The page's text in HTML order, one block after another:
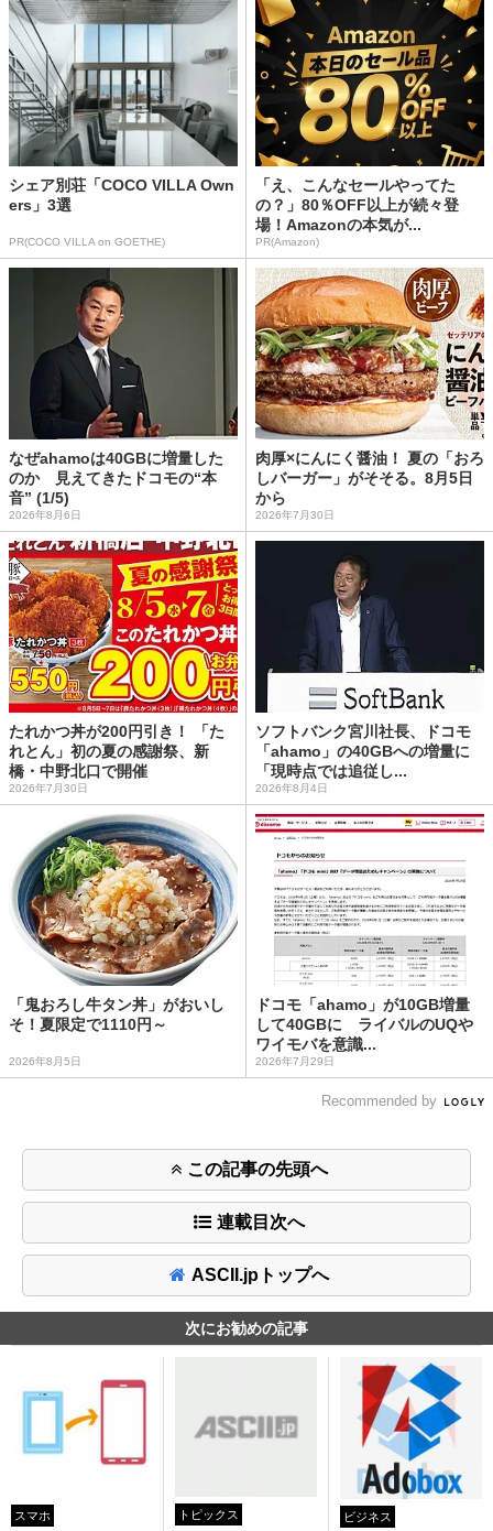
シェア別荘「COCO VILLA Own
ers」3選
PR(COCO VILLA on GOETHE)
「え、こんなセールやってた
の？」80％OFF以上が続々登
場！Amazonの本気が...
PR(Amazon)
なぜahamoは40GBに増量した
のか 見えてきたドコモの“本
音” (1/5)
2026年8月6日
肉厚×にんにく醤油！ 夏の「おろ
しバーガー」がそそる。8月5日
から
2026年7月30日
たれかつ丼が200円引き！ 「た
れとん」初の夏の感謝祭、新
橋・中野北口で開催
2026年7月30日
ソフトバンク宮川社長、ドコモ
「ahamo」の40GBへの増量に
「現時点では追従し...
2026年8月4日
「鬼おろし牛タン丼」がおいし
そ！夏限定で1110円～
2026年8月5日
ドコモ「ahamo」が10GB増量
して40GBに ライバルのUQや
ワイモバを意識...
2026年7月29日
Recommended by
この記事の先頭へ
連載目次へ
ASCII.jpトップへ
次にお勧めの記事
スマホ トピックス ビジネス